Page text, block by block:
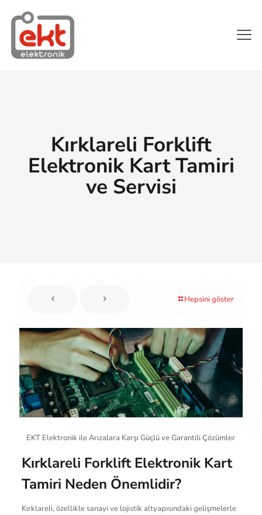
Kırklareli Forklift
Elektronik Kart Tamiri
ve Servisi
Hepsini göster
EKT Elektronik ile Arızalara Karşı Güçlü ve Garantili Çözümler
Kırklareli Forklift Elektronik Kart
Tamiri Neden Önemlidir?
Kırklareli, özellikle sanayi ve lojistik altyapısındaki gelişmelerle